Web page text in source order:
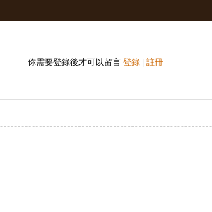
你需要登錄後才可以留言 登錄 註冊